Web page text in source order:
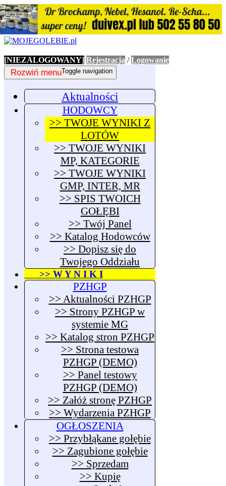
[NIEZALOGOWANY] Rejestracja /Logowanie
Toggle navigation
Rozwiń menu
Aktualności
HODOWCY
>> TWOJE WYNIKI Z
LOTÓW
>> TWOJE WYNIKI
MP, KATEGORIE
>> TWOJE WYNIKI
GMP, INTER, MR
>> SPIS TWOICH
GOŁĘBI
>> Twój Panel
>> Katalog Hodowców
>> Dopisz się do
Twojego Oddziału
>> W Y N I K I
PZHGP
>> Aktualności PZHGP
>> Strony PZHGP w
systemie MG
>> Katalog stron PZHGP
>> Strona testowa
PZHGP (DEMO)
>> Panel testowy
PZHGP (DEMO)
>> Załóż stronę PZHGP
>> Wydarzenia PZHGP
OGŁOSZENIA
>> Przybłąkane gołębie
>> Zagubione gołębie
>> Sprzedam
>> Kupię